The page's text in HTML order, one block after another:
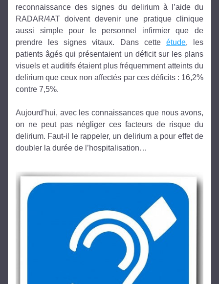
reconnaissance des signes du delirium à l’aide du
RADAR/4AT doivent devenir une pratique clinique
aussi simple pour le personnel infirmier que de
prendre les signes vitaux. Dans cette étude, les
patients âgés qui présentaient un déficit sur les plans
visuels et auditifs étaient plus fréquemment atteints du
delirium que ceux non affectés par ces déficits : 16,2%
contre 7,5%.
Aujourd’hui, avec les connaissances que nous avons,
on ne peut pas négliger ces facteurs de risque du
delirium. Faut-il le rappeler, un delirium a pour effet de
doubler la durée de l’hospitalisation…